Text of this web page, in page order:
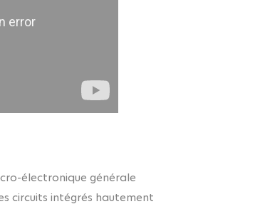
électronique générale
circuits intégrés hautement